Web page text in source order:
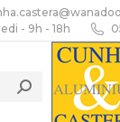
- 9h - 18h